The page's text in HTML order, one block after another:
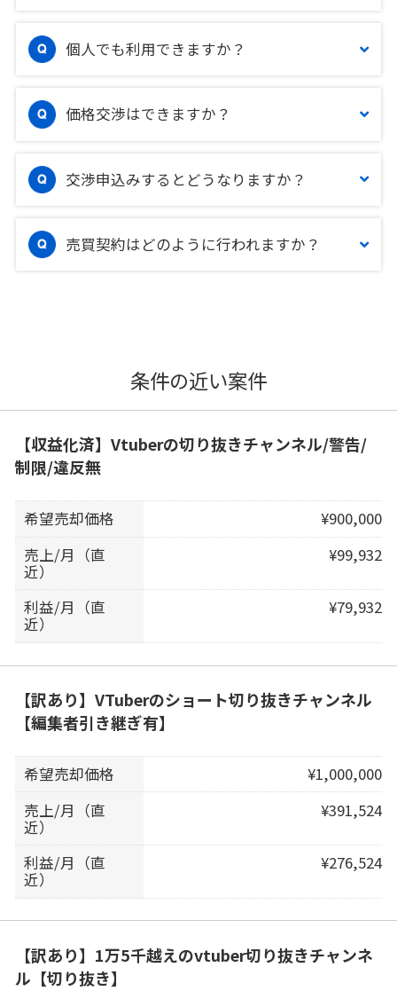
個人でも利用できますか？
価格交渉はできますか？
交渉申込みするとどうなりますか？
売買契約はどのように行われますか？
条件の近い案件
【収益化済】Vtuberの切り抜きチャンネル/警告/
制限/違反無
希望売却価格
¥900,000
売上/月（直
近）
¥99,932
利益/月（直
近）
¥79,932
【訳あり】VTuberのショート切り抜きチャンネル
【編集者引き継ぎ有】
希望売却価格
¥1,000,000
売上/月（直
近）
¥391,524
利益/月（直
近）
¥276,524
【訳あり】1万5千越えのvtuber切り抜きチャンネ
ル【切り抜き】